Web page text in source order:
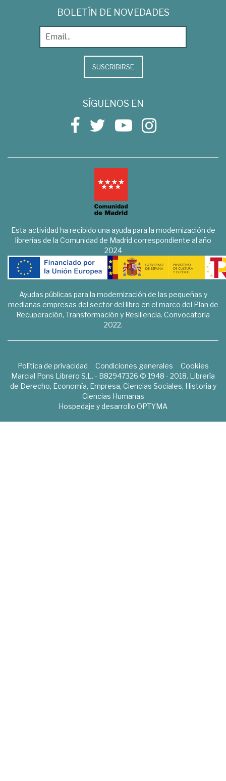
BOLETÍN DE NOVEDADES
SUSCRIBIRSE
SÍGUENOS EN
Esta actividad ha recibido una ayuda para la modernización de
librerías de la Comunidad de Madrid correspondiente al año
2024
Ayudas públicas para la modernización de las pequeñas y
medianas empresas del sector del libro en el marco del Plan de
Recuperación, Transformación y Resiliencia. Convocatoria
2022.
Política de privacidad Condiciones generales
Cookies
Marcial Pons Librero S.L. - B82947326 © 1948 - 2018. Librería
de Derecho, Economía, Empresa, Ciencias Sociales, Historia y
Ciencias Humanas
Hospedaje y desarrollo OPTYMA